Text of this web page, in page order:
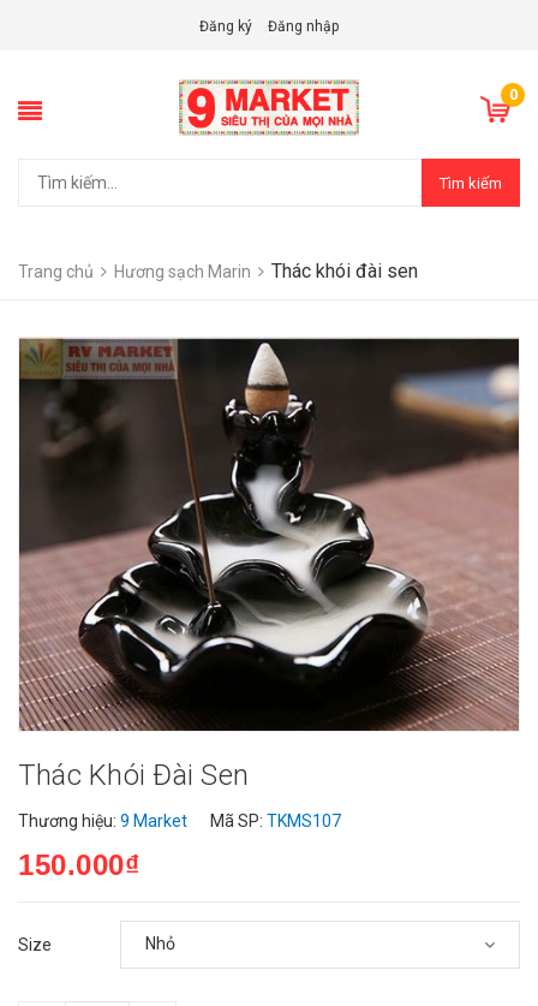
Đăng ký Đăng nhập
0
Tìm kiếm
Trang chủ Hương sạch Marin Thác khói đài sen
Thác Khói Đài Sen
Thương hiệu: 9 Market Mã SP: TKMS107
150.000₫
Size